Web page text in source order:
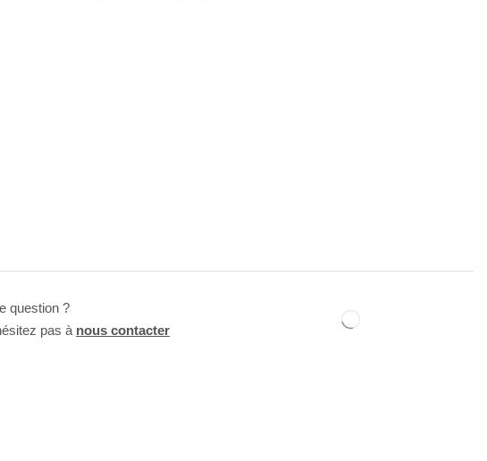
question ?
pas à nous contacter